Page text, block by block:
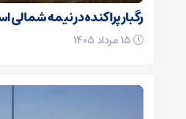
رگبار پراکنده در نیمه شمالی